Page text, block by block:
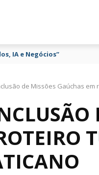
IA e Negócios”
de Missões Gaúchas